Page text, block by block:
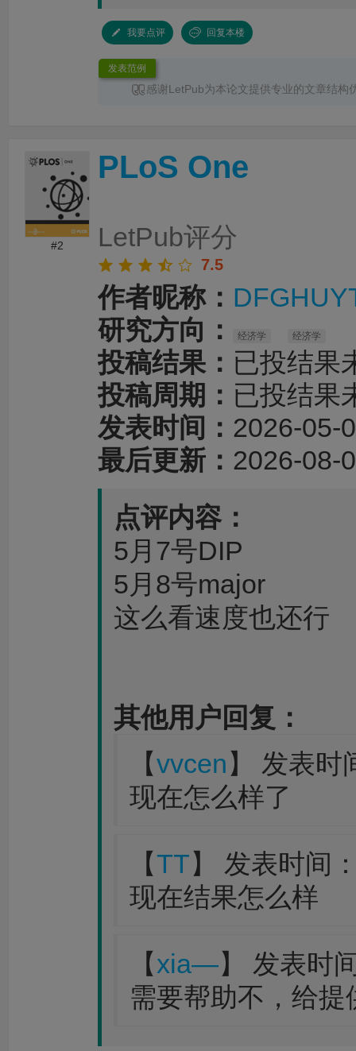
我要点评 回复本楼
发表范例
感谢LetPub为本论文提供专业的文章结构
景、材料设计思路、性能分析及机理讨论之
清晰，论文创新点也得到了更加突出的呈现。
整个服务过程中沟通及时、反馈高效，修改
有针对性，为论文顺利投稿并发表于
提供了重要帮助。
#2
PLoS One
LetPub评分
7.5
作者昵称：
研究方向：
经济学 经济学
投稿结果： 已投结果
投稿周期： 已投结果
发表时间： 2026-05-
最后更新： 2026-08-
点评内容：
5月7号DIP
5月8号major
这么看速度也还行
其他用户回复：
【vvcen 】 发表时
现在怎么样了
【TT】 发表时间
现在结果怎么样
【xia—】 发表时
需要帮助不，给提